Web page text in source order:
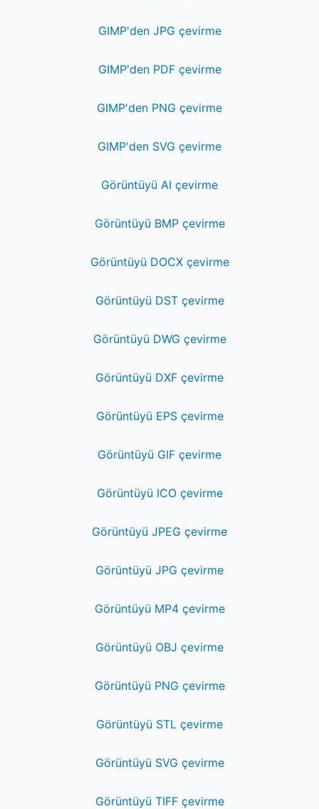
GIMP'den JPG çevirme
GIMP'den PDF çevirme
GIMP'den PNG çevirme
GIMP'den SVG çevirme
Görüntüyü AI çevirme
Görüntüyü BMP çevirme
Görüntüyü DOCX çevirme
Görüntüyü DST çevirme
Görüntüyü DWG çevirme
Görüntüyü DXF çevirme
Görüntüyü EPS çevirme
Görüntüyü GIF çevirme
Görüntüyü ICO çevirme
Görüntüyü JPEG çevirme
Görüntüyü JPG çevirme
Görüntüyü MP4 çevirme
Görüntüyü OBJ çevirme
Görüntüyü PNG çevirme
Görüntüyü STL çevirme
Görüntüyü SVG çevirme
Görüntüyü TIFF çevirme